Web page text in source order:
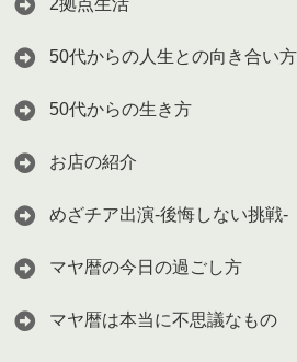
2拠点生活
50代からの人生との向き合い方
50代からの生き方
お店の紹介
めざチア出演-後悔しない挑戦-
マヤ暦の今日の過ごし方
マヤ暦は本当に不思議なもの